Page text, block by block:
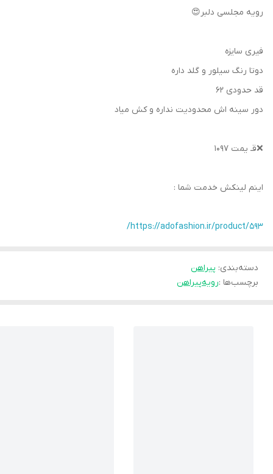
رویه مجلسی دلبر😍
فیری سایزه
دوتا رنگ سیلور و گلد داره
قد حدودی ۶۲
دور سینه اش محدودیت نداره و کش میاد
❌قـ یمت ۱۰۹۷
اینم لینکش خدمت شما :
https://adofashion.ir/product/593/
دسته‌بندی: پیراهن
برچسب‌ها :رویهپیراهن